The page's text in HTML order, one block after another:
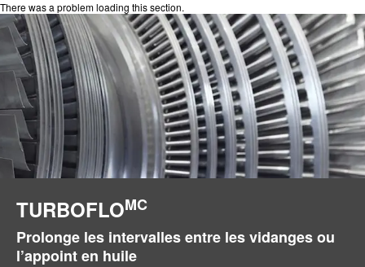
There was a problem loading this section.
TURBOFLOMC
Prolonge les intervalles entre les vidanges ou
l’appoint en huile